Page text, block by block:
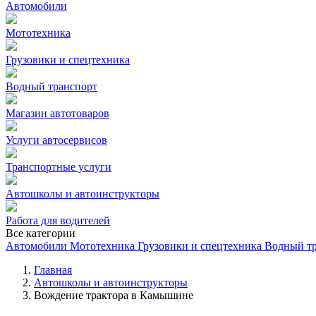
Автомобили
Мототехника
Грузовики и спецтехника
Водный транспорт
Магазин автотоваров
Услуги автосервисов
Транспортные услуги
Автошколы и автоинструкторы
Работа для водителей
Все категории
Автомобили Мототехника Грузовики и спецтехника Водный
Главная
Автошколы и автоинструкторы
Вождение трактора в Камышине